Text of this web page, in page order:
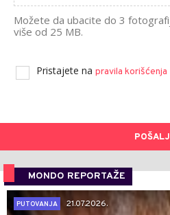
Možete da ubacite do 3
više od 25 MB.
Pristajete na pravila korišćenja
MONDO REPORTAŽE
PUTOVANJA
21.07.2026.